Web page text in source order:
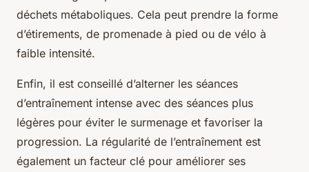
déchets métaboliques. Cela peut prendre la forme
d’étirements, de promenade à pied ou de vélo à
faible intensité.
Enfin, il est conseillé d’alterner les séances
d’entraînement intense avec des séances plus
légères pour éviter le surmenage et favoriser la
progression. La régularité de l’entraînement est
également un facteur clé pour améliorer ses